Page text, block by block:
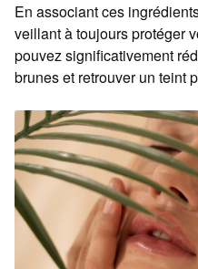
En associant ces
veillant à toujours protéger
pouvez significativement
brunes et retrouver un teint